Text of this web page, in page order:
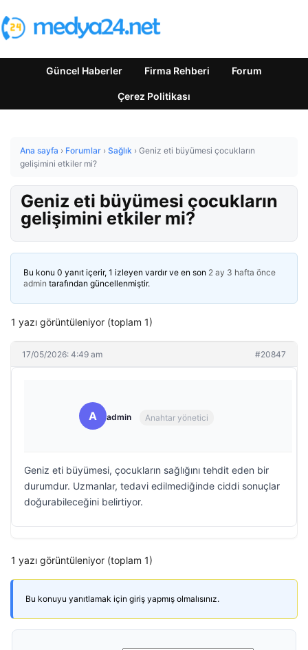
Güncel Haberler Firma Rehberi Forum
Çerez Politikası
Ana sayfa › Forumlar › Sağlık › Geniz eti büyümesi çocukların
gelişimini etkiler mi?
Geniz eti büyümesi çocukların
gelişimini etkiler mi?
Bu konu 0 yanıt içerir, 1 izleyen vardır ve en son 2 ay 3 hafta önce
admin tarafından güncellenmiştir.
1 yazı görüntüleniyor (toplam 1)
17/05/2026: 4:49 am #20847
A admin Anahtar yönetici
Geniz eti büyümesi, çocukların sağlığını tehdit eden bir
durumdur. Uzmanlar, tedavi edilmediğinde ciddi sonuçlar
doğurabileceğini belirtiyor.
1 yazı görüntüleniyor (toplam 1)
Bu konuyu yanıtlamak için giriş yapmış olmalısınız.